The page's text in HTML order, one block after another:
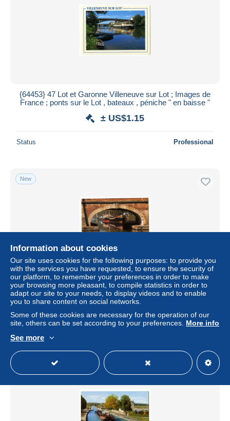
{64453} 47 Lot et Garonne Villeneuve sur Lot ; Images de
France ; ponts sur le Lot , bateaux , péniche " en baisse "
± US$1.15
Status Professional
New
{67716} 31 Haute Garonne Toulouse , Les péniches sur le
canal aux Ponts Jumeaux ; animée. " en baisse "
± US$1.15
Information about cookies
Our site uses cookies for the following purposes: to provide you
with the services you have requested, to ensure the security of
our platform, to remember your preferences in order to make
your browsing more pleasant, to compile statistics in order to
adapt our site to your needs, to display videos and to enable
you to share content on social networks.
Some of these cookies are necessary for the operation of our
site, others can be set according to your preferences. More info
See more